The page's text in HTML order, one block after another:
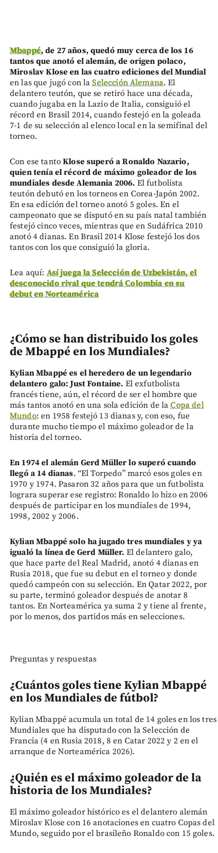
Mbappé, de 27 años, quedó muy cerca de los 16
tantos que anotó el alemán, de origen polaco,
Miroslav Klose en las cuatro ediciones del Mundial
en las que jugó con laSelección Alemana. El
delantero teutón, que se retiró hace una década,
cuando jugaba en la Lazio de Italia, consiguió el
récord en Brasil 2014, cuando festejó en la goleada
7-1 de su selección al elenco local en la semifinal del
torneo.
Con ese tantoKlose superó a Ronaldo Nazario,
quien tenía el récord de máximo goleador de los
mundiales desde Alemania 2006. El futbolista
teutón debutó en los torneos en Corea-Japón 2002.
En esa edición del torneo anotó 5 goles. En el
campeonato que se disputó en su país natal también
festejó cinco veces, mientras que en Sudáfrica 2010
anotó 4 dianas. En Brasil 2014 Klose festejó los dos
tantos con los que consiguió la gloria.
Lea aquí: Así juega la Selección de Uzbekistán, el
desconocido rival que tendrá Colombia en su
debut en Norteamérica
¿Cómo se han distribuido los goles
de Mbappé en los Mundiales?
Kylian Mbappé es el heredero de un legendario
delantero galo: Just Fontaine. El exfutbolista
francés tiene, aún, el récord de ser el hombre que
más tantos anotó en una sola edición de laCopa del
Mundo: en 1958 festejó 13 dianas y, con eso, fue
durante mucho tiempo el máximo goleador de la
historia del torneo.
En 1974 el alemán Gerd Müller lo superó cuando
llegó a 14 dianas. “El Torpedo” marcó esos goles en
1970 y 1974. Pasaron 32 años para que un futbolista
lograra superar ese registro: Ronaldo lo hizo en 2006
después de participar en los mundiales de 1994,
1998, 2002 y 2006.
Kylian Mbappé solo ha jugado tres mundiales y ya
igualó la línea de Gerd Müller. El delantero galo,
que hace parte del Real Madrid, anotó 4 dianas en
Rusia 2018, que fue su debut en el torneo y donde
quedó campeón con su selección. En Qatar 2022, por
su parte, terminó goleador después de anotar 8
tantos. En Norteamérica ya suma 2 y tiene al frente,
por lo menos, dos partidos más en selecciones.
Preguntas y respuestas
¿Cuántos goles tiene Kylian Mbappé
en los Mundiales de fútbol?
Kylian Mbappé acumula un total de 14 goles en los tres
Mundiales que ha disputado con la Selección de
Francia (4 en Rusia 2018, 8 en Catar 2022 y 2 en el
arranque de Norteamérica 2026).
¿Quién es el máximo goleador de la
historia de los Mundiales?
El máximo goleador histórico es el delantero alemán
Miroslav Klose con 16 anotaciones en cuatro Copas del
Mundo, seguido por el brasileño Ronaldo con 15 goles.